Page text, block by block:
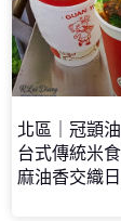
北區｜冠顗
台式傳統米
麻油香交織